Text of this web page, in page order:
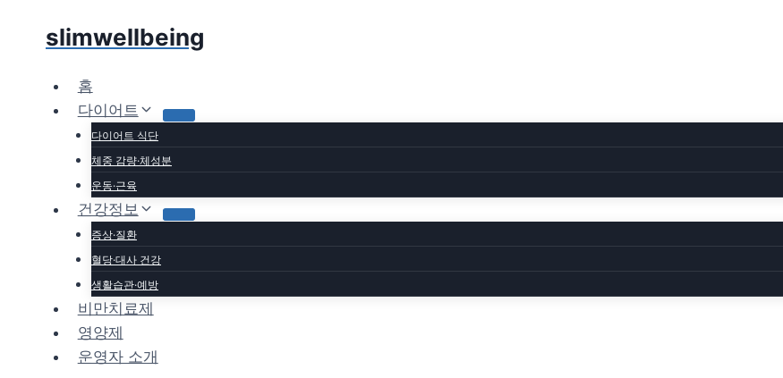
slimwellbeing
홈
다이어트
다이어트 식단
체중 감량·체성분
운동·근육
건강정보
증상·질환
혈당·대사 건강
생활습관·예방
비만치료제
영양제
운영자 소개